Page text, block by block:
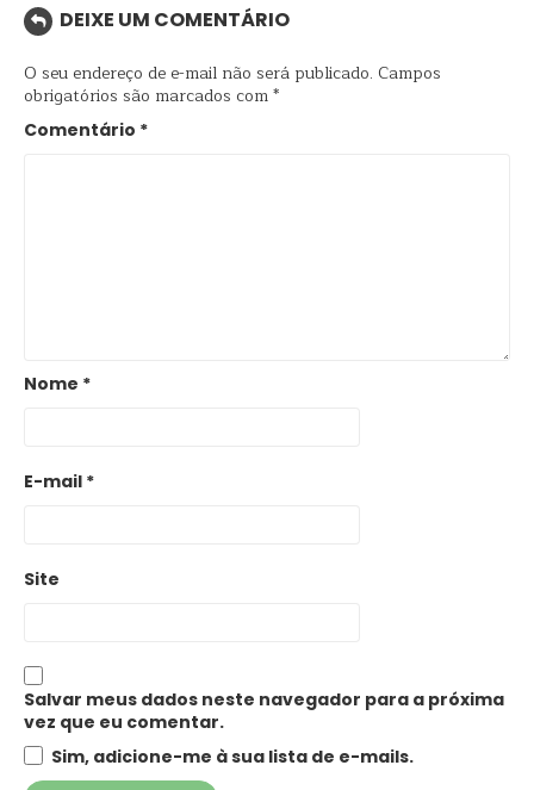
DEIXE UM COMENTÁRIO
O seu endereço de e-mail não será publicado. Campos
obrigatórios são marcados com*
Comentário *
Nome *
E-mail *
Site
Salvar meus dados neste navegador para a próxima
vez que eu comentar.
Sim, adicione-me à sua lista de e-mails.